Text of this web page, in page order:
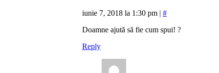
iunie 7, 2018 la 1:30 pm | #
Doamne ajută să fie cum spui! ?
Reply